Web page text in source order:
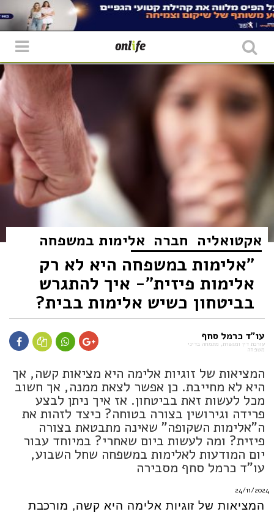
אקטואליה חברה אלימות במשפחה
"אלימות במשפחה היא לא רק
אלימות פיזית"- איך להתגרש
בביטחון כשיש אלימות בבית?
עו"ד כרמל סחף
עורכת דין ומגשרת, מתמחה בדיני
משפחה
המציאות של זוגיות אלימה היא מציאות קשה, אך
היא לא מחייבת. כן אפשר לצאת ממנה, אך חשוב
מכל לעשות זאת בביטחון. אז איך ניתן לבצע
פרידה וגירושין בצורה בטוחה? כיצד לזהות את
ה"אלימות השקופה" שאינה מתבטאת בצורה
פיזית? ומה לעשות ביום שאחרי? במיוחד עבור
יום המודעות לאלימות במשפחה שחל השבוע,
עו"ד כרמל סחף מסבירה
24/11/2024
המציאות של זוגיות אלימה היא קשה, מורכבת